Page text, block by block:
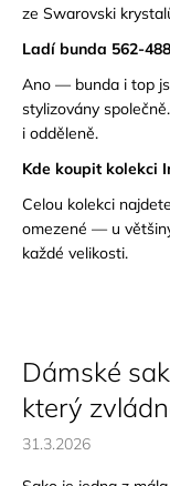
ze Swarovski
Ladí bunda 562-
Ano — bunda i top
stylizovány
i odděleně.
Kde koupit kolekci
Celou kolekci
omezené — u
každé velikosti.
Dámské
který
31.3.2026